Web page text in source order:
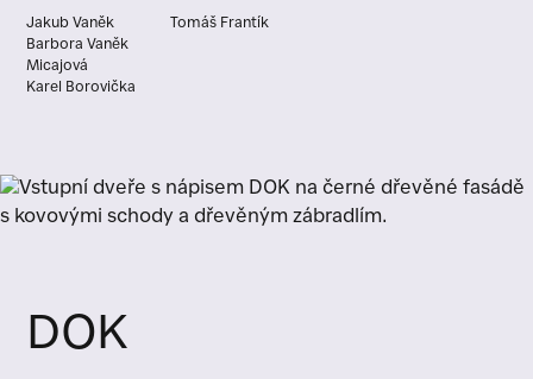
Jakub Vaněk
Barbora Vaněk
Micajová
Karel Borovička
Tomáš Frantík
DOK